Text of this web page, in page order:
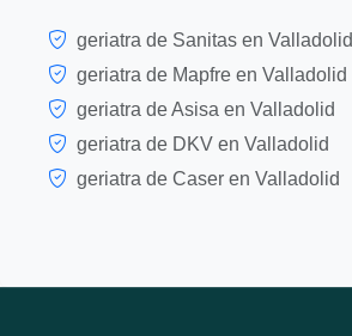
geriatra de Sanitas en Valladolid
geriatra de Mapfre en Valladolid
geriatra de Asisa en Valladolid
geriatra de DKV en Valladolid
geriatra de Caser en Valladolid